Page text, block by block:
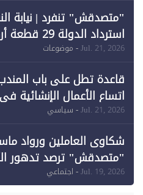
"متصدقش" تنفرد | نيابة
استرداد
وقبول طعن الحكومة جزئيًا (1)
Jul. 21, 2026- موضوعات
قاعدة تطل على باب
اتساع الأعمال الإنشائية
Jul. 21, 2026- سياسي
شكاوى العاملين ورواد
"متصدقش" ترصد تدهور
للإعلام"
Jul. 19, 2026- اجتماعي